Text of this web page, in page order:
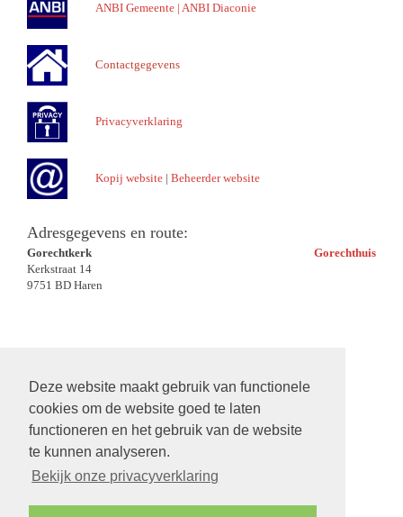
Deze website maakt gebruik van functionele
cookies om de website goed te laten
functioneren en het gebruik van de website
te kunnen analyseren.
Bekijk onze privacyverklaring
ANBI Gemeente | ANBI Diaconie
Contactgegevens
Privacyverklaring
Kopij website | Beheerder website
Adresgegevens en route:
Gorechtkerk
Gorechthuis
Kerkstraat 14
9751 BD Haren